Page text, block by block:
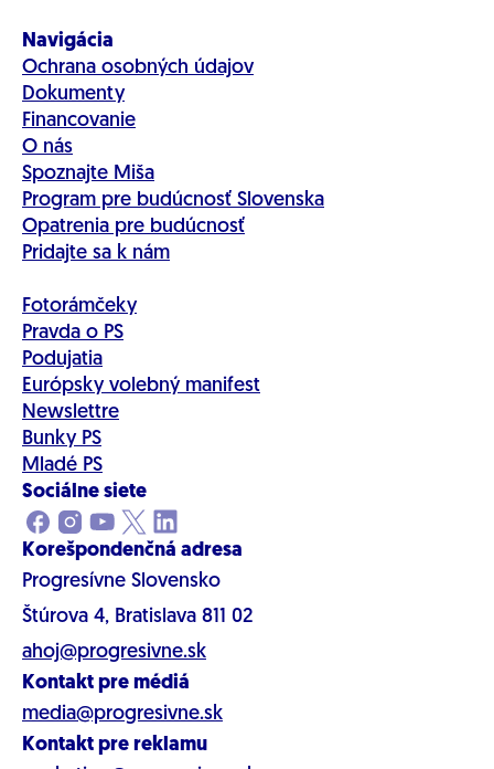
Navigácia
Ochrana osobných údajov
Dokumenty
Financovanie
O nás
Spoznajte Miša
Program pre budúcnosť Slovenska
Opatrenia pre budúcnosť
Pridajte sa k nám
Fotorámčeky
Pravda o PS
Podujatia
Európsky volebný manifest
Newslettre
Bunky PS
Mladé PS
Sociálne siete
Korešpondenčná adresa
Progresívne Slovensko
Štúrova 4, Bratislava 811 02
ahoj@progresivne.sk
Kontakt pre médiá
media@progresivne.sk
Kontakt pre reklamu